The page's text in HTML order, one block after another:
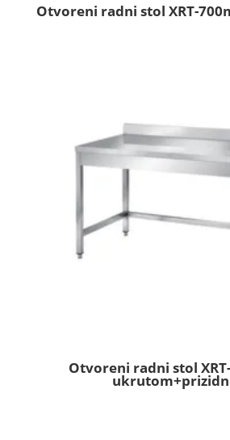
Otvoreni radni stol XRT-
Otvoreni radni stol